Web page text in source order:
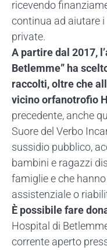
ricevendo
continua ad aiutare
private.
A partire dal 2017,
Betlemme” ha
raccolti, oltre che
vicino orfanotrofio
precedente, anche
Suore del Verbo
sussidio pubblico,
bambini e ragazzi
famiglie e che
assistenziale o
È possibile fare
Hospital di
corrente aperto